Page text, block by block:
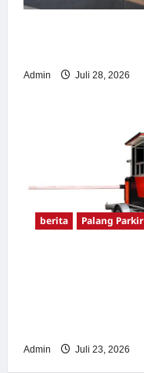
Admin Juli 28, 2026
berita Palang Parkir
Admin Juli 23, 2026